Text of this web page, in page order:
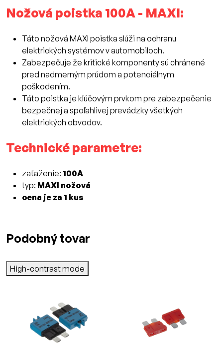
Nožová poistka 100A - MAXI:
Táto nožová MAXI poistka slúži na ochranu
elektrických systémov v automobiloch.
Zabezpečuje že kritické komponenty sú chránené
pred nadmerným prúdom a potenciálnym
poškodením.
Táto poistka je kľúčovým prvkom pre zabezpečenie
bezpečnej a spoľahlivej prevádzky všetkých
elektrických obvodov.
Technické parametre:
zaťaženie: 100A
typ: MAXI nožová
cena je za 1 kus
Podobný tovar
High-contrast mode